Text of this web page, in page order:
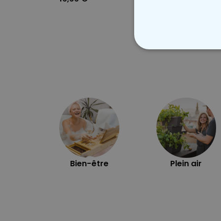
Bien-être Plein air